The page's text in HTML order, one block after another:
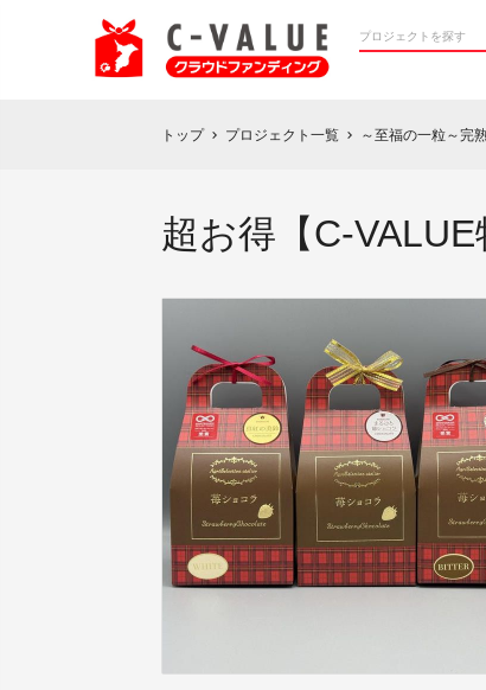
トップ chevron_right プロジェクト一覧 chevron_right ～至福の一粒～完
超お得【C-VALUE